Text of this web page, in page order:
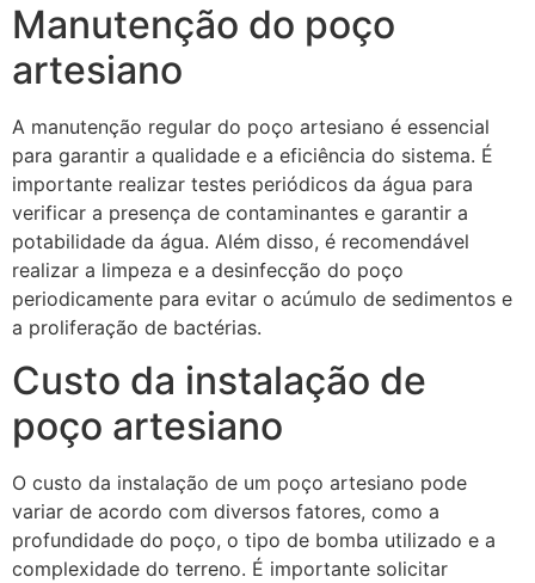
Manutenção do poço
artesiano
A manutenção regular do poço artesiano é essencial
para garantir a qualidade e a eficiência do sistema. É
importante realizar testes periódicos da água para
verificar a presença de contaminantes e garantir a
potabilidade da água. Além disso, é recomendável
realizar a limpeza e a desinfecção do poço
periodicamente para evitar o acúmulo de sedimentos e
a proliferação de bactérias.
Custo da instalação de
poço artesiano
O custo da instalação de um poço artesiano pode
variar de acordo com diversos fatores, como a
profundidade do poço, o tipo de bomba utilizado e a
complexidade do terreno. É importante solicitar